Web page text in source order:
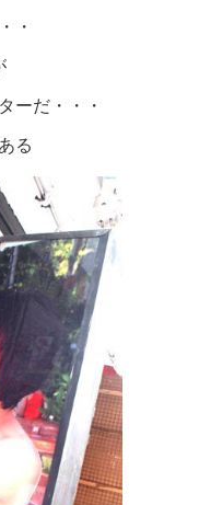
・
ーだ・・・
る